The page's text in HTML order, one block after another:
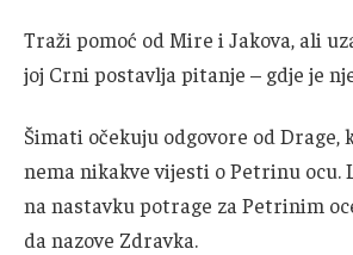
Traži pomoć od Mire i Jakova, ali
joj Crni postavlja pitanje – gdje je
Šimati očekuju odgovore od Drage,
nema nikakve vijesti o Petrinu ocu.
na nastavku potrage za Petrinim
da nazove Zdravka.